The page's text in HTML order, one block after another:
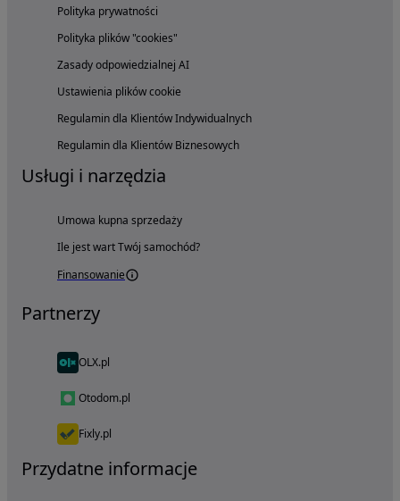
Polityka prywatności
Polityka plików "cookies"
Zasady odpowiedzialnej AI
Ustawienia plików cookie
Regulamin dla Klientów Indywidualnych
Regulamin dla Klientów Biznesowych
Usługi i narzędzia
Umowa kupna sprzedaży
Ile jest wart Twój samochód?
Finansowanie
Partnerzy
OLX.pl
Otodom.pl
Fixly.pl
Przydatne informacje